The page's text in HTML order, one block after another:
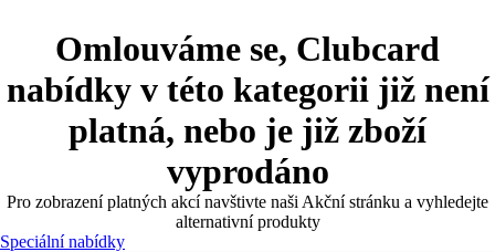
Omlouváme se, Clubcard
nabídky v této kategorii již není
platná, nebo je již zboží
vyprodáno
Pro zobrazení platných akcí navštivte naši Akční stránku a vyhledejte
alternativní produkty
Speciální nabídky